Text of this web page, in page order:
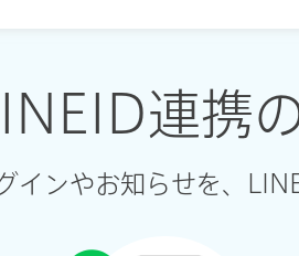
連携
インやお知らせを、